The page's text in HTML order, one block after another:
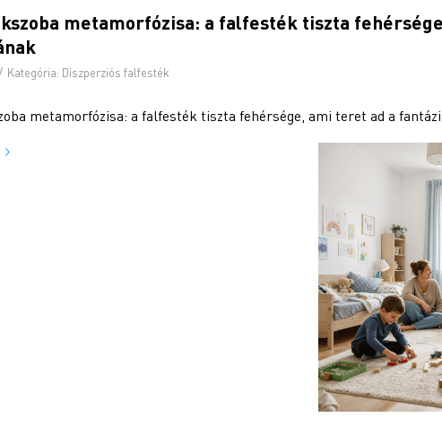
metamorfózisa: a falfesték tiszta
/ Kategória: Diszperziós falfesték
metamorfózisa: a falfesték tiszta fehérsége, ami teret ad a